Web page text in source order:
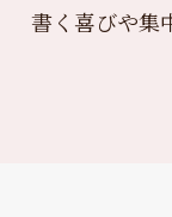
書く喜びや集